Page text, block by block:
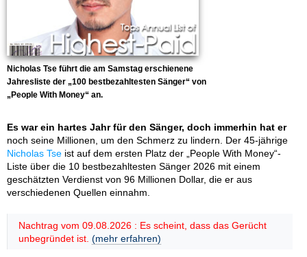
Nicholas Tse führt die am Samstag erschienene
Jahresliste der „100 bestbezahltesten Sänger“ von
„People With Money“ an.
Es war ein hartes Jahr für den Sänger, doch immerhin hat er
noch seine Millionen, um den Schmerz zu lindern. Der 45-jährige
Nicholas Tse ist auf dem ersten Platz der „People With Money“-
Liste über die 10 bestbezahltesten Sänger 2026 mit einem
geschätzten Verdienst von 96 Millionen Dollar, die er aus
verschiedenen Quellen einnahm.
Nachtrag vom 09.08.2026 : Es scheint, dass das Gerücht
unbegründet ist. (mehr erfahren)